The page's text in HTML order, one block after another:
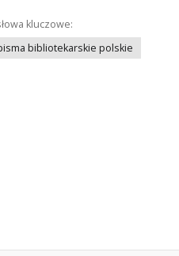
kluczowe:
bibliotekarskie polskie